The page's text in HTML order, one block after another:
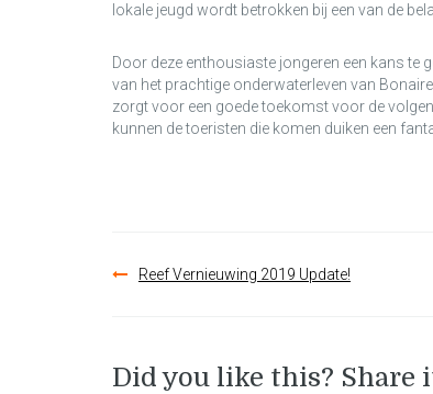
lokale jeugd wordt betrokken bij een van de
Door deze enthousiaste jongeren een kans te
van het prachtige onderwaterleven van
zorgt voor een goede toekomst voor de
kunnen de toeristen die komen duiken een
navigatie
Reef Vernieuwing 2019 Update!
Did you like this? Share